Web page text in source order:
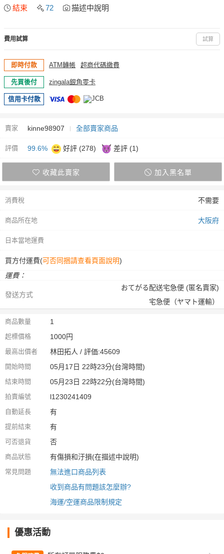
結束 72 描述中說明
費用試算 試算
即時付款 ATM轉帳 超商代碼繳費
先買後付 zingala銀角零卡
信用卡付款
賣家 kinne98907 全部賣家商品
評價 99.6% 好評 (278) 差評 (1)
收藏此賣家 加入黑名單
消費稅 不需要
商品所在地 大阪府
日本當地運費
買方付運費(可否同捆請查看頁面說明)
運費：
發送方式
おてがる配送宅急便 (匿名賣家)
宅急便（ヤマト運輸）
商品數量 1
起標價格 1000円
最高出價者 林田拓人 / 評価:45609
開始時間 05月17日 22時23分(台灣時間)
結束時間 05月23日 22時22分(台灣時間)
拍賣編號 l1230241409
自動延長 有
提前結束 有
可否退貨 否
商品狀態 有傷損和汙損(在描述中說明)
常見問題
無法進口商品列表
收到商品有問題該怎麼辦?
海運/空運商品限制規定
優惠活動